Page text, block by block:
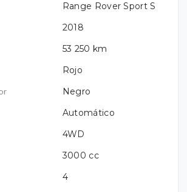
Range Rover Sport S
2018
53 250 km
Rojo
Negro
Automático
4WD
3000 cc
4